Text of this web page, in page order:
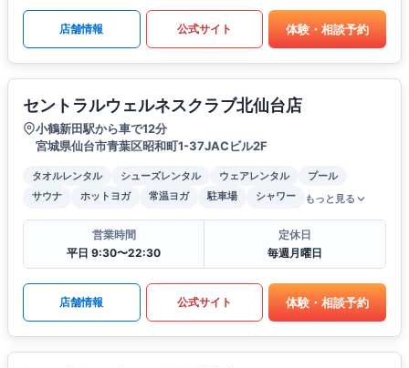
店舗情報 公式サイト 体験・相談予約
セントラルウェルネスクラブ北仙台店
小鶴新田駅から車で12分
宮城県仙台市青葉区昭和町1-37JACビル2F
タオルレンタル シューズレンタル ウェアレンタル
プール
サウナ
ホットヨガ 常温ヨガ 駐車場 シャワー もっと見る
営業時間
平日 9:30〜22:30
定休日
毎週月曜日
店舗情報 公式サイト 体験・相談予約